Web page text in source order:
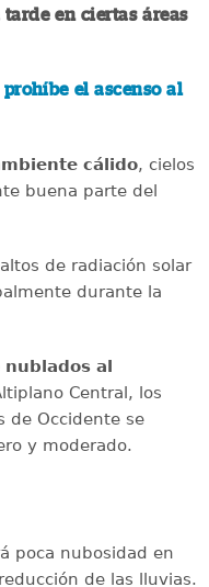
en ciertas áreas
prohíbe el ascenso al
cálido, cielos
buena parte del
de radiación solar
durante la
nublados al
Central, los
de Occidente se
y moderado.
poca nubosidad en
de las lluvias.